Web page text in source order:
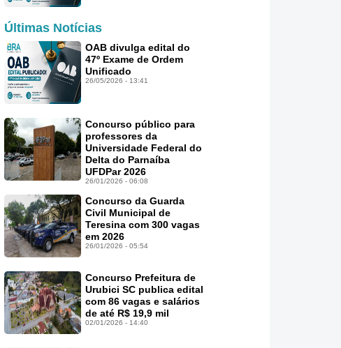
Últimas Notícias
OAB divulga edital do
47º Exame de Ordem
Unificado
26/05/2026 - 13:41
Concurso público para
professores da
Universidade Federal do
Delta do Parnaíba
UFDPar 2026
26/01/2026 - 06:08
Concurso da Guarda
Civil Municipal de
Teresina com 300 vagas
em 2026
26/01/2026 - 05:54
Concurso Prefeitura de
Urubici SC publica edital
com 86 vagas e salários
de até R$ 19,9 mil
02/01/2026 - 14:40